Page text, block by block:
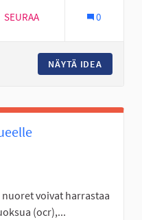
18 SEURAAJAA
SEURAA 0
NÄYTÄ IDEA
voivat harrastaa
(ocr),...